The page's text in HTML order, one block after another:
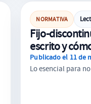
NORMATIVA
Fijo-
escrito y
Publicado el 11 de
Lo esencial para